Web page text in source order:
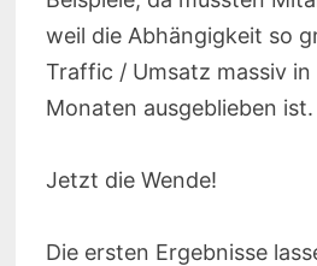
weil die Abhängigkeit so
Traffic / Umsatz massiv
Monaten ausgeblieben ist.
Jetzt die Wende!
Die ersten Ergebnisse